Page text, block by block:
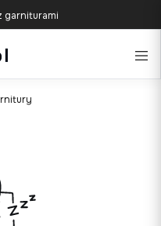
garniturami